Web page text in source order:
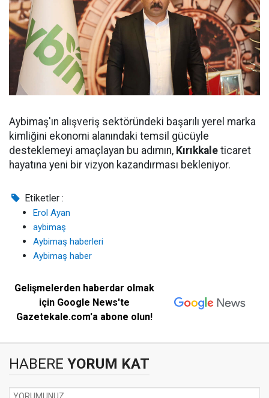
Aybimaş'ın alışveriş sektöründeki başarılı yerel marka
kimliğini ekonomi alanındaki temsil gücüyle
desteklemeyi amaçlayan bu adımın, Kırıkkale ticaret
hayatına yeni bir vizyon kazandırması bekleniyor.
Etiketler :
Erol Ayan
aybimaş
Aybimaş haberleri
Aybimaş haber
Gelişmelerden haberdar olmak
için Google News'te
Gazetekale.com'a abone olun!
HABERE YORUM KAT